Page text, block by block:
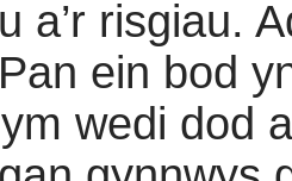
a’r risgiau.
ein bod
wedi dod